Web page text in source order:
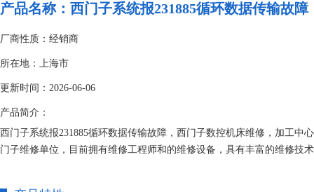
产品名称： 西门子系统报231885循环数据传输故障
厂商性质：经销商
所在地：上海市
更新时间：2026-06-06
产品简介：
西门子系统报231885循环数据传输故障，西门子数控机床维修，加工
门子维修单位，目前拥有维修工程师和的维修设备，具有丰富的维修技